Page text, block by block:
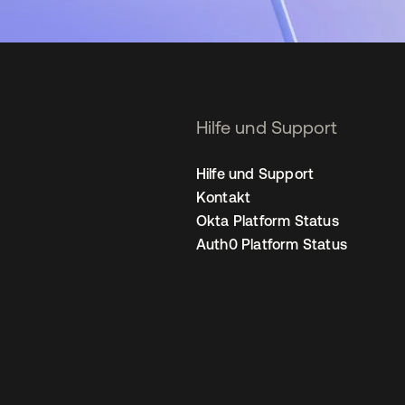
Hilfe und Support
Hilfe und Support
Kontakt
Okta Platform Status
Auth0 Platform Status